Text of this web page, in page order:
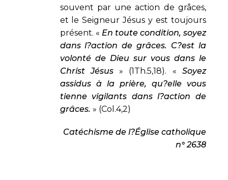
souvent par une action de grâces,
et le Seigneur Jésus y est toujours
présent. « En toute condition, soyez
dans l?action de grâces. C?est la
volonté de Dieu sur vous dans le
Christ Jésus» (1Th.5,18). « Soyez
assidus à la prière, qu?elle vous
tienne vigilants dans l?action de
grâces. » (Col.4,2)
Catéchisme de l?Église catholique
n° 2638